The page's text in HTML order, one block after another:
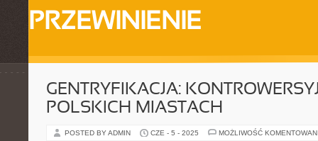
PRZEWINIENIE
GENTRYFIKACJA:
POLSKICH MIASTACH
POSTED BY ADMIN CZE - 5 - 2025 MOŻLIWOŚĆ